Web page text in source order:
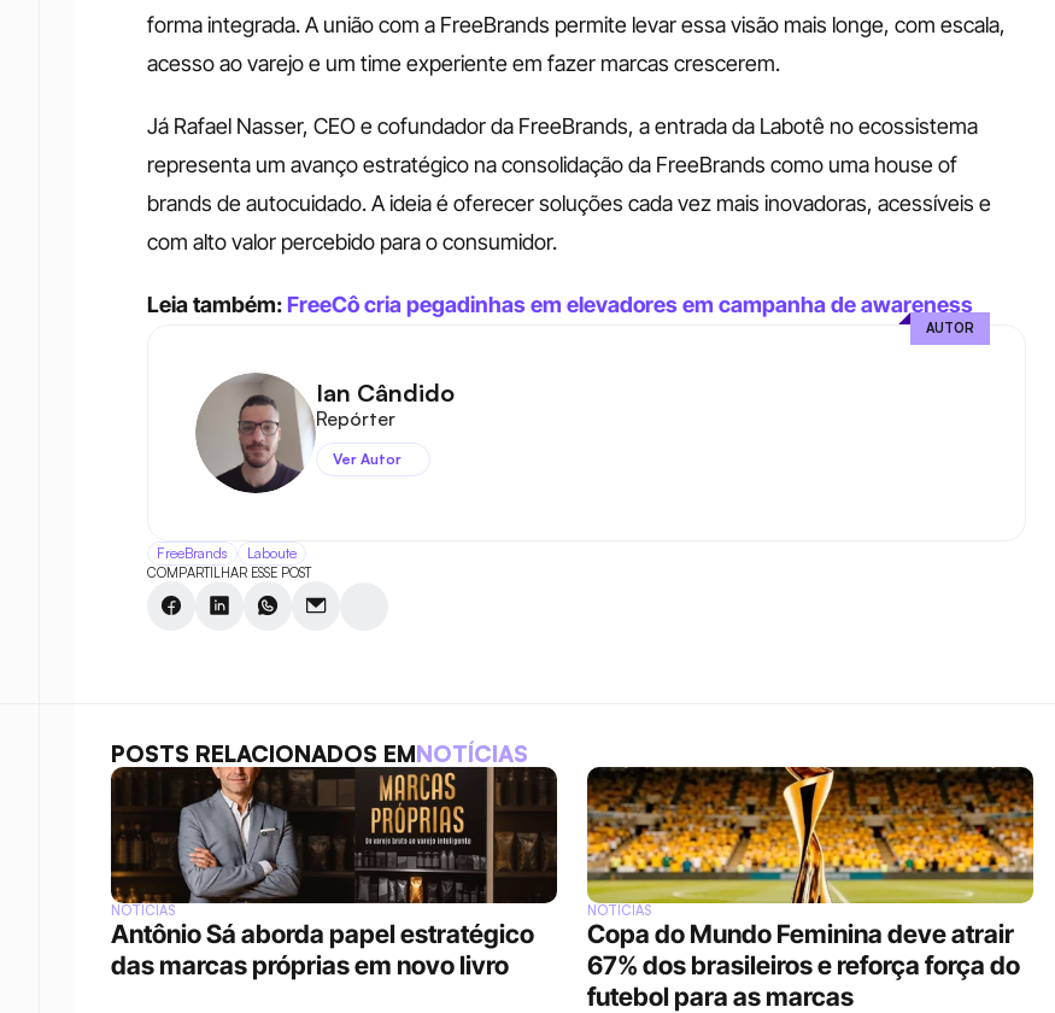
forma integrada. A união com a FreeBrands permite levar essa visão mais longe, com escala,
acesso ao varejo e um time experiente em fazer marcas crescerem.
Já Rafael Nasser, CEO e cofundador da FreeBrands, a entrada da Labotê no ecossistema
representa um avanço estratégico na consolidação da FreeBrands como uma house of
brands de autocuidado. A ideia é oferecer soluções cada vez mais inovadoras, acessíveis e
com alto valor percebido para o consumidor.
Leia também: FreeCô cria pegadinhas em elevadores em campanha de awareness
FreeBrands Laboute
COMPARTILHAR ESSE POST
Ian Cândido
Repórter
Ver Autor
AUTOR
POSTS RELACIONADOS EMNOTÍCIAS
NOTÍCIAS
Antônio Sá aborda papel estratégico
das marcas próprias em novo livro
NOTÍCIAS
Copa do Mundo Feminina deve atrair
67% dos brasileiros e reforça força do
futebol para as marcas